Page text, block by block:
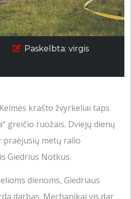
Paskelbta: virgis
krašto žvyrkeliai taps
greičio ruožais. Dviejų dienų
metų ralio
Giedrius Notkus.
dienoms, Giedriaus
darbas. Mechanikai vis dar